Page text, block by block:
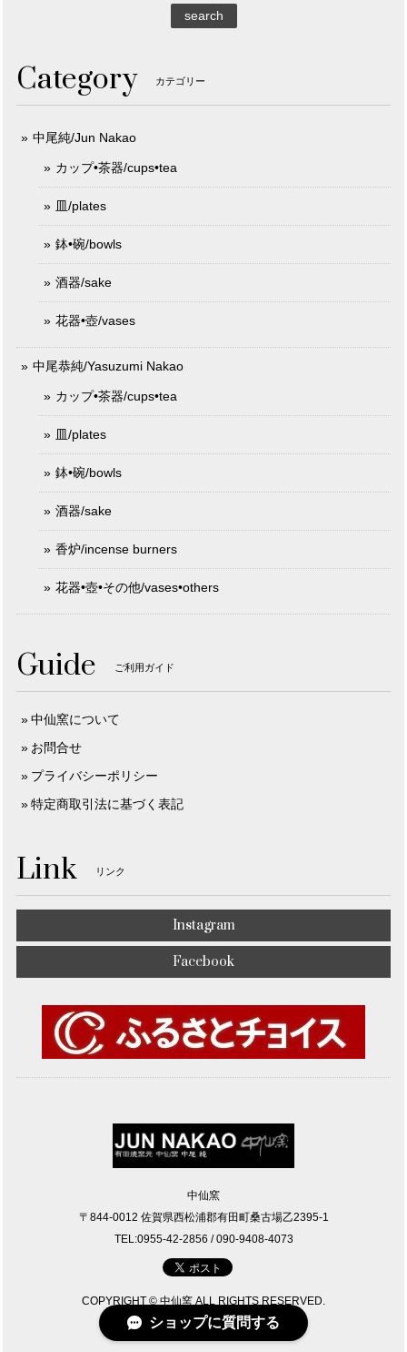
search
Category カテゴリー
中尾純/Jun Nakao
カップ•茶器/cups•tea
皿/plates
鉢•碗/bowls
酒器/sake
花器•壺/vases
中尾恭純/Yasuzumi Nakao
カップ•茶器/cups•tea
皿/plates
鉢•碗/bowls
酒器/sake
香炉/incense burners
花器•壺•その他/vases•others
Guide ご利用ガイド
中仙窯について
お問合せ
プライバシーポリシー
特定商取引法に基づく表記
Link リンク
Instagram
Facebook
中仙窯
〒844-0012 佐賀県西松浦郡有田町桑古場乙2395-1
TEL:0955-42-2856 / 090-9408-4073
COPYRIGHT © 中仙窯 ALL RIGHTS RESERVED.
ショップに質問する